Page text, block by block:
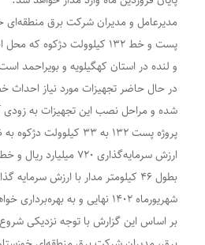
مدیرعامل و مدیران شرکت برق منطقه‌ای
پست و خط ۱۳۲ کیلوولت دژکوه
و لنده در استان کهگیلویه و بویراحمد
در حال حاضر تجهیزات مورد نیاز
شده و مراحل نصب این تجهیزات به زودی
ارزش سرمایه‌گذاری ۷۲۰
شهریورماه ۱۴۰۲ نهایی و به بهره‌برداری خواهد رسید.
بر اساس این گزارش با توجه نزدیکی